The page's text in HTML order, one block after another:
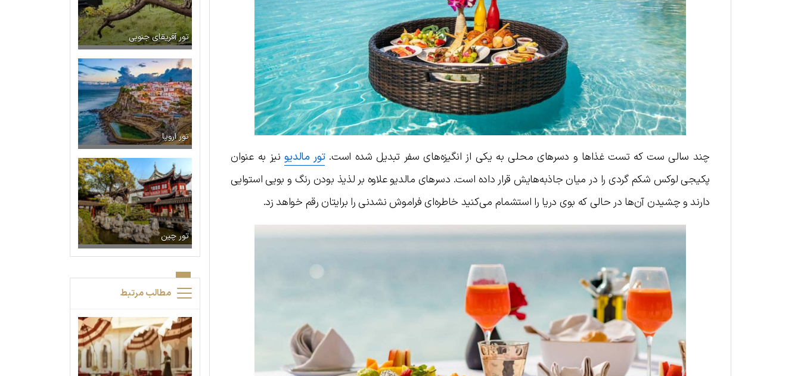
چند سالی ست که تست غذاها و دسرهای محلی به یکی از انگیزه‌های سفر تبدیل شده‌ است.تور مالدیونیز به عنوان
پکیجی لوکس شکم گردی را در میان جاذبه‌هایش قرار داده است. دسرهای مالدیو علاوه بر لذیذ بودن رنگ و بویی استوایی
دارند و چشیدن آن‌ها در حالی که بوی دریا را استشمام می‌کنید خاطره‌ای فراموش نشدنی را برایتان رقم خواهد زد.
تور آفریقای جنوبی
تور اروپا
تور چین
مطالب مرتبط